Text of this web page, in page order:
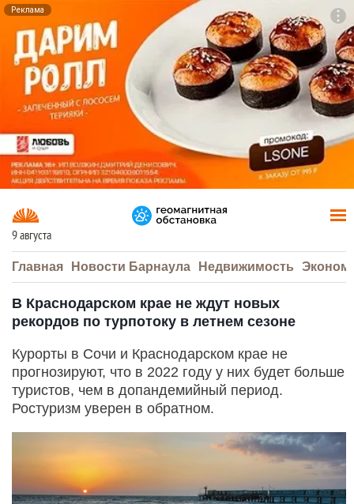
Реклама
9 августа
Главная Новости Барнаула Недвижимость
В Краснодарском крае не ждут новых
рекордов по турпотоку в летнем сезоне
Курорты в Сочи и Краснодарском крае не
прогнозируют, что в 2022 году у них будет больше
туристов, чем в допандемийный период.
Ростуризм уверен в обратном.